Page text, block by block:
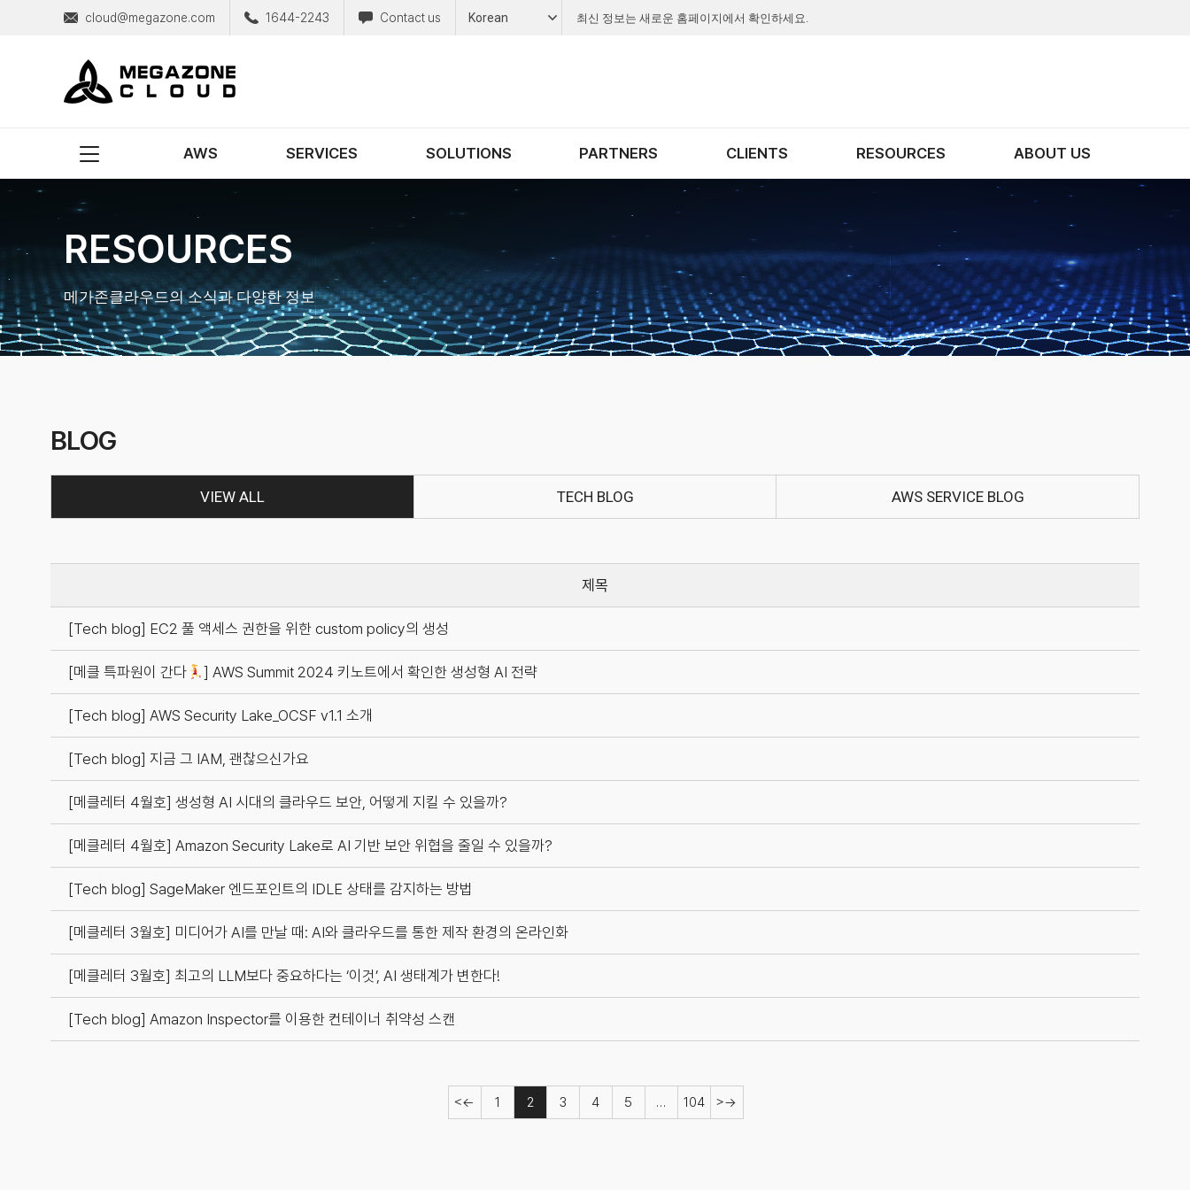
cloud@megazone.com 1644-2243 Contact us Korean 최신 정보는 새로운 홈페이지에서 확인하세요.
MegazoneCloud
디지털 전문 기업, 메가존클라우드
AWS SERVICES SOLUTIONS PARTNERS CLIENTS RESOURCES ABOUT US
RESOURCES
메가존클라우드의 소식과 다양한 정보
BLOG
VIEW ALL TECH BLOG AWS SERVICE BLOG
[Tech blog] EC2 풀 액세스 권한을 위한 custom policy의 생성
[메클 특파원이 간다 ] AWS Summit 2024 키노트에서 확인한 생성형 AI 전략
[Tech blog] AWS Security Lake_OCSF v1.1 소개
[Tech blog] 지금 그 IAM, 괜찮으신가요
[메클레터 4월호] 생성형 AI 시대의 클라우드 보안, 어떻게 지킬 수 있을까?
[메클레터 4월호] Amazon Security Lake로 AI 기반 보안 위협을 줄일 수 있을까?
[Tech blog] SageMaker 엔드포인트의 IDLE 상태를 감지하는 방법
[메클레터 3월호] 미디어가 AI를 만날 때: AI와 클라우드를 통한 제작 환경의 온라인화
[메클레터 3월호] 최고의 LLM보다 중요하다는 ‘이것’, AI 생태계가 변한다!
[Tech blog] Amazon Inspector를 이용한 컨테이너 취약성 스캔
← 1 2 3 4 5 … 104 →